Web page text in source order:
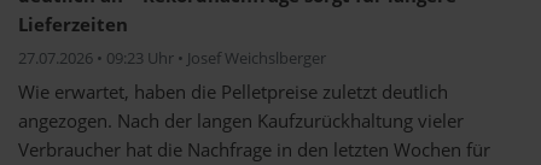
Lieferzeiten
27.07.2026 • 09:23 Uhr • Josef Weichslberger
Wie erwartet, haben die Pelletpreise zuletzt deutlich
angezogen. Nach der langen Kaufzurückhaltung vieler
Verbraucher hat die Nachfrage in den letzten Wochen für